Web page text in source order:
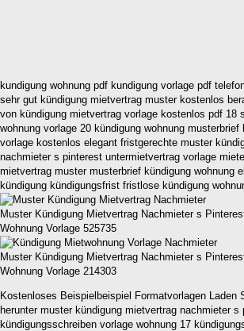
kundigung wohnung pdf kundigung vorlage pdf
sehr gut kündigung mietvertrag muster kostenlos
von kündigung mietvertrag vorlage kostenlos pdf 18
wohnung vorlage 20 kündigung wohnung
vorlage kostenlos elegant fristgerechte muster
nachmieter s pinterest untermietvertrag vorlage
mietvertrag muster musterbrief kündigung wohnung
kündigung kündigungsfrist fristlose kündigung
Muster Kündigung Mietvertrag Nachmieter s
Wohnung Vorlage 525735
Muster Kündigung Mietvertrag Nachmieter s
Wohnung Vorlage 214303
Kostenloses Beispielbeispiel Formatvorlagen Laden
herunter muster kündigung mietvertrag nachmieter s
kündigungsschreiben vorlage wohnung 17